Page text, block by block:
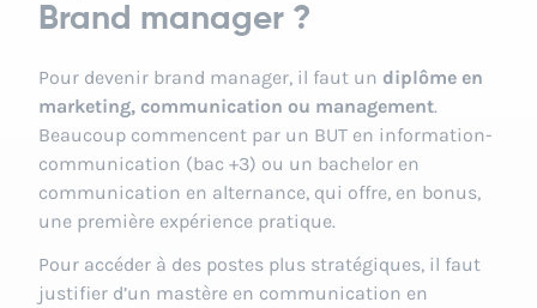
Brand manager ?
Pour devenir brand manager, il faut un diplôme en
marketing, communication ou management.
Beaucoup commencent par un BUT en information-
communication (bac +3) ou un bachelor en
communication en alternance, qui offre, en bonus,
une première expérience pratique.
Pour accéder à des postes plus stratégiques, il faut
justifier d’un mastère en communication en